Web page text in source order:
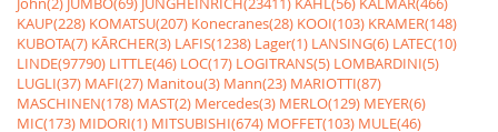
KAUP(228) KOMATSU(207) Konecranes(28) KOOI(103) KRAMER(148)
KUBOTA(7) KÃRCHER(3) LAFIS(1238) Lager(1) LANSING(6) LATEC(10)
LINDE(97790) LITTLE(46) LOC(17) LOGITRANS(5) LOMBARDINI(5)
LUGLI(37) MAFI(27) Manitou(3) Mann(23) MARIOTTI(87)
MASCHINEN(178) MAST(2) Mercedes(3) MERLO(129) MEYER(6)
MIC(173) MIDORI(1) MITSUBISHI(674) MOFFET(103) MULE(46)